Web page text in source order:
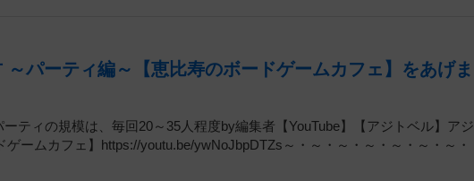
～パーティ編～【恵比寿のボードゲームカフェ】をあげま
ティの規模は、毎回20～35人程度by編集者【YouTube】【アジトベル】アジ
ームカフェ】https://youtu.be/ywNoJbpDTZs～・～・～・～・～・～・～・